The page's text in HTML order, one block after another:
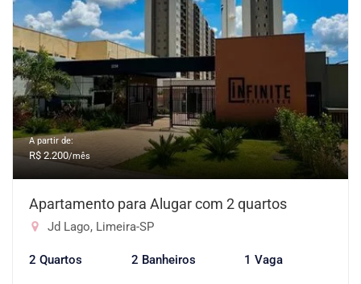
A partir de:
R$ 2.200/mês
Apartamento para Alugar com 2 quartos
Jd Lago, Limeira-SP
2 Quartos 2 Banheiros 1 Vaga